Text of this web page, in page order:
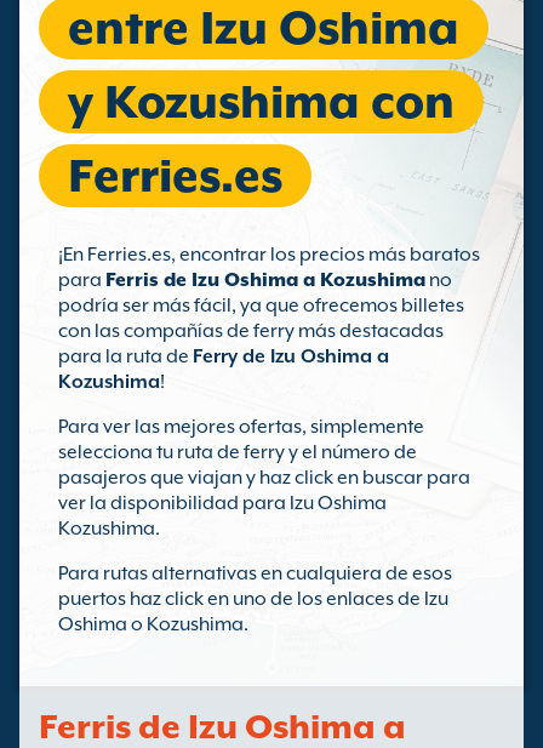
entre Izu Oshima
y Kozushima con
Ferries.es
¡En Ferries.es, encontrar los precios más baratos
para Ferris de Izu Oshima a Kozushima no
podría ser más fácil, ya que ofrecemos billetes
con las compañías de ferry más destacadas
para la ruta de Ferry de Izu Oshima a
Kozushima!
Para ver las mejores ofertas, simplemente
selecciona tu ruta de ferry y el número de
pasajeros que viajan y haz click en buscar para
ver la disponibilidad para Izu Oshima
Kozushima.
Para rutas alternativas en cualquiera de esos
puertos haz click en uno de los enlaces de Izu
Oshima o Kozushima.
Ferris de Izu Oshima a